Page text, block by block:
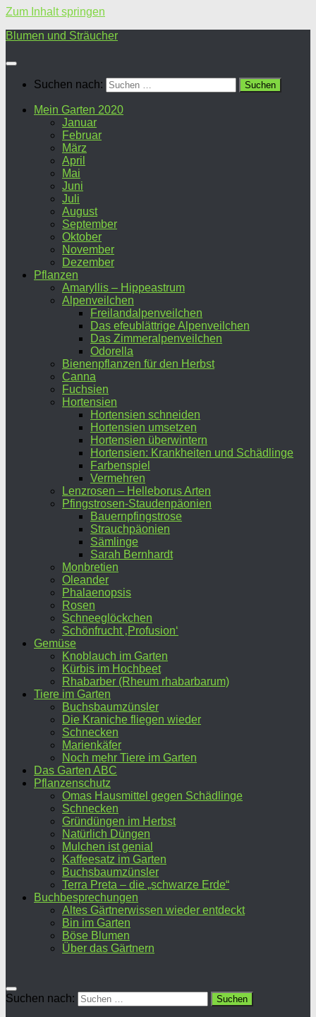
Zum Inhalt springen
Blumen und Sträucher
Suchen nach:
Mein Garten 2020
Januar
Februar
März
April
Mai
Juni
Juli
August
September
Oktober
November
Dezember
Pflanzen
Amaryllis – Hippeastrum
Alpenveilchen
Freilandalpenveilchen
Das efeublättrige Alpenveilchen
Das Zimmeralpenveilchen
Odorella
Bienenpflanzen für den Herbst
Canna
Fuchsien
Hortensien
Hortensien schneiden
Hortensien umsetzen
Hortensien überwintern
Hortensien: Krankheiten und Schädlinge
Farbenspiel
Vermehren
Lenzrosen – Helleborus Arten
Pfingstrosen-Staudenpäonien
Bauernpfingstrose
Strauchpäonien
Sämlinge
Sarah Bernhardt
Monbretien
Oleander
Phalaenopsis
Rosen
Schneeglöckchen
Schönfrucht ‚Profusion‘
Gemüse
Knoblauch im Garten
Kürbis im Hochbeet
Rhabarber (Rheum rhabarbarum)
Tiere im Garten
Buchsbaumzünsler
Die Kraniche fliegen wieder
Schnecken
Marienkäfer
Noch mehr Tiere im Garten
Das Garten ABC
Pflanzenschutz
Omas Hausmittel gegen Schädlinge
Schnecken
Gründüngen im Herbst
Natürlich Düngen
Mulchen ist genial
Kaffeesatz im Garten
Buchsbaumzünsler
Terra Preta – die „schwarze Erde“
Buchbesprechungen
Altes Gärtnerwissen wieder entdeckt
Bin im Garten
Böse Blumen
Über das Gärtnern
Suchen nach: